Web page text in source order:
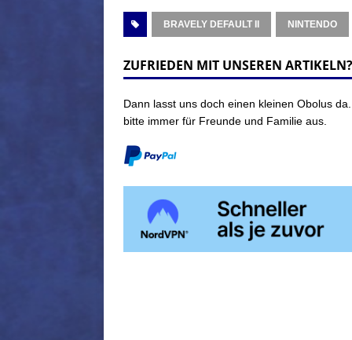
BRAVELY DEFAULT II NINTENDO
ZUFRIEDEN MIT UNSEREN ARTIKELN?
Dann lasst uns doch einen kleinen Obolus
bitte immer für Freunde und Familie aus.